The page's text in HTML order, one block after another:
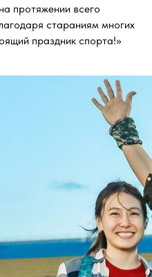
протяжении всего
стараниям многих
праздник спорта!»